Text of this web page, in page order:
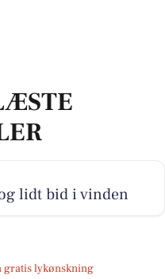
lidt bid i vinden
gratis lykønskning